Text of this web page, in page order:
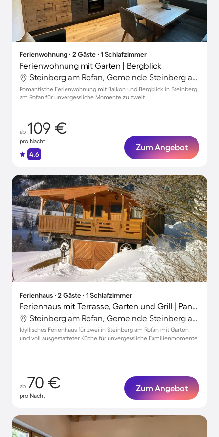
Ferienwohnung ∙ 2 Gäste ∙ 1 Schlafzimmer
Ferienwohnung mit Garten | Bergblick
Steinberg am Rofan, Gemeinde Steinberg am Rofan, Österreich
Romantische Ferienwohnung mit Balkon und Bergblick in Steinberg
am Rofan für unvergessliche Momente zu zweit
ab 109 €
pro Nacht
4.6
Zum Angebot
Ferienhaus ∙ 2 Gäste ∙ 1 Schlafzimmer
Ferienhaus mit Terrasse, Garten und Grill | Panoramablick
Steinberg am Rofan, Gemeinde Steinberg am Rofan, Österreich
Idyllisches Ferienhaus für zwei in Steinberg am Rofan mit Garten
und voll ausgestatteter Küche für unvergessliche Familienmomente
ab 70 €
pro Nacht
Zum Angebot